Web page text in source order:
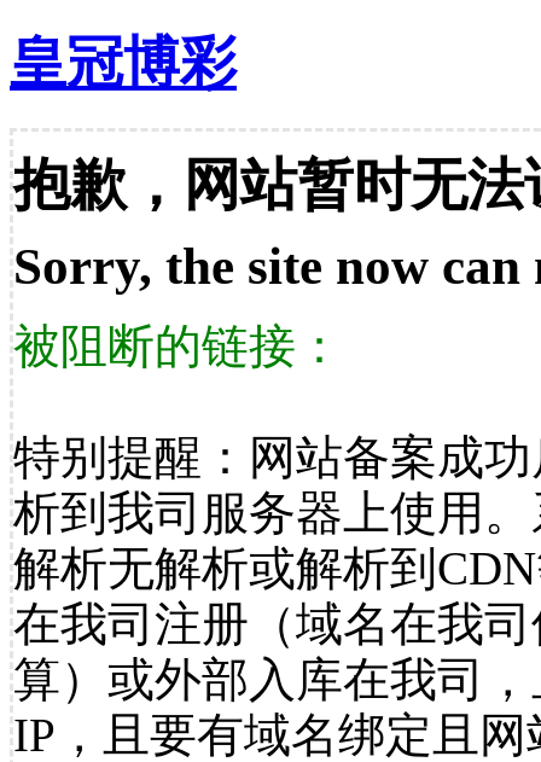
皇冠博彩
抱歉，网站暂时无法
Sorry, the site now can
被阻断的链接：
特别提醒：网站备案成
析到我司服务器上使用
解析无解析或解析到
在我司注册（域名在我
算）或外部入库在我司
IP，且要有域名绑定且